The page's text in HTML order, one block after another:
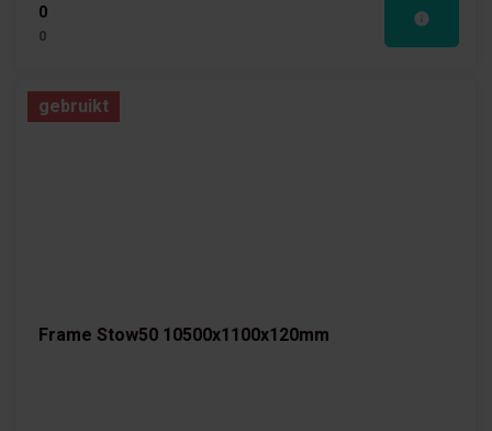
0
0
Frame Stow50 10500x1100x120mm
gebruikt